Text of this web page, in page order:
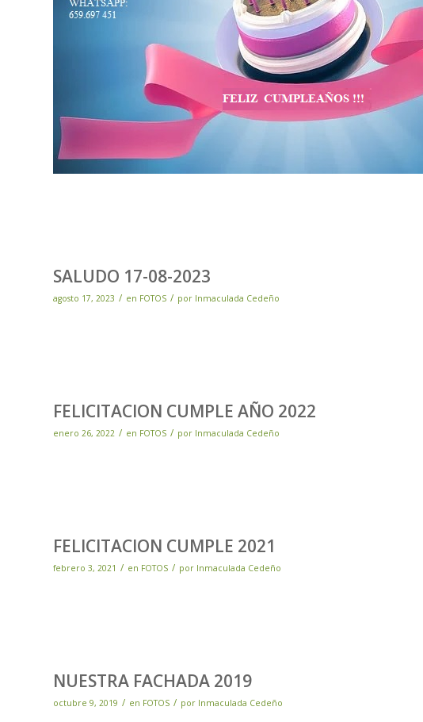
SALUDO 17-08-2023
agosto 17, 2023 / en FOTOS / por Inmaculada Cedeño
FELICITACION CUMPLE AÑO 2022
enero 26, 2022 / en FOTOS / por Inmaculada Cedeño
FELICITACION CUMPLE 2021
febrero 3, 2021 / en FOTOS / por Inmaculada Cedeño
NUESTRA FACHADA 2019
octubre 9, 2019 / en FOTOS / por Inmaculada Cedeño